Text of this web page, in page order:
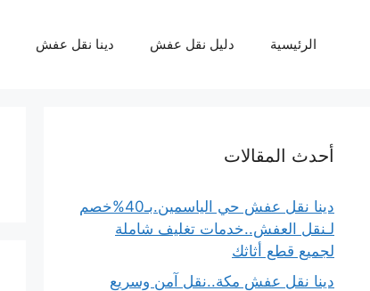
الرئيسية دليل نقل عفش دينا نقل عفش
أحدث المقالات
دينا نقل عفش حي الياسمين.بـ40%خصم
لـنقل العفش..خدمات تغليف شاملة
لجميع قطع أثاثك
دينا نقل عفش مكة..نقل آمن وسريع